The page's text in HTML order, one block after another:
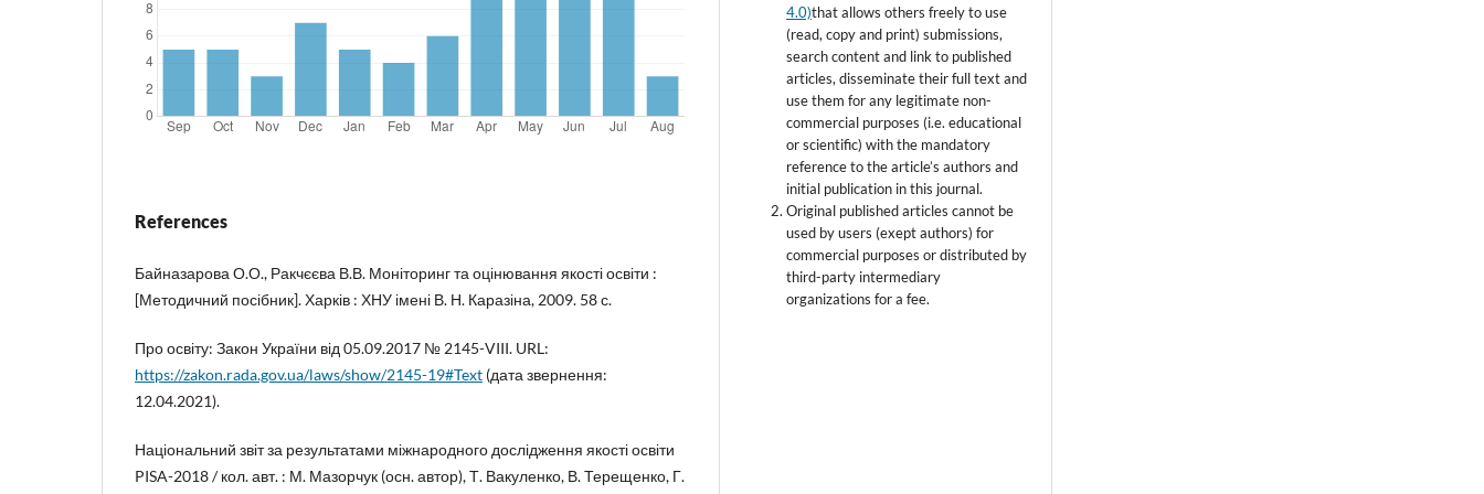
References
Байназарова О.О., Ракчєєва В.В. Моніторинг та оцінювання якості освіти :
[Методичний посібник]. Харків : ХНУ імені В. Н. Каразіна, 2009. 58 с.
Про освіту: Закон України від 05.09.2017 № 2145-VIII. URL:
https://zakon.rada.gov.ua/laws/show/2145-19#Text (дата звернення:
12.04.2021).
Національний звіт за результатами міжнародного дослідження якості освіти
PISA-2018 / кол. авт. : М. Мазорчук (осн. автор), Т. Вакуленко, В. Терещенко, Г.
4.0)that allows others freely to use
(read, copy and print) submissions,
search content and link to published
articles, disseminate their full text and
use them for any legitimate non-
commercial purposes (i.e. educational
or scientific) with the mandatory
reference to the article’s authors and
initial publication in this journal.
Original published articles cannot be
used by users (exept authors) for
commercial purposes or distributed by
third-party intermediary
organizations for a fee.